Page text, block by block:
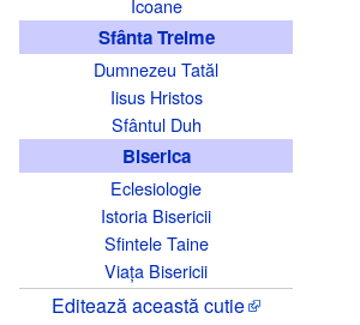
Sfânta Treime
Dumnezeu Tatăl
Iisus Hristos
Sfântul Duh
Biserica
Eclesiologie
Istoria Bisericii
Sfintele Taine
Viața Bisericii
Editează această cutie